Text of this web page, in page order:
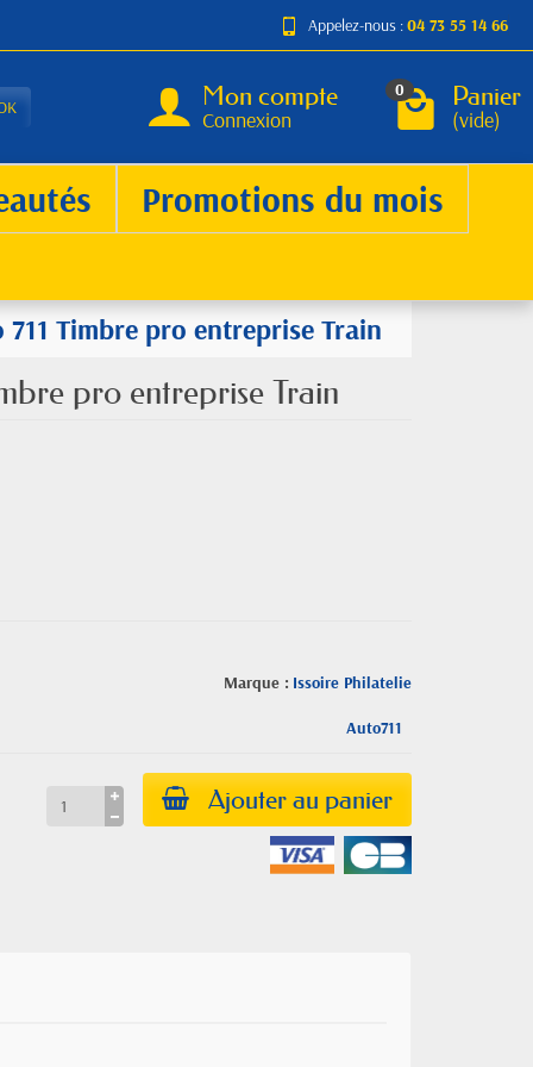
Appelez-nous :04 73 55 14 66
Mon compte
Connexion
0 Panier
(vide)
Promotions du mois
Timbre pro entreprise Train
pro entreprise Train
Marque : Issoire Philatelie
Auto711
Ajouter au panier